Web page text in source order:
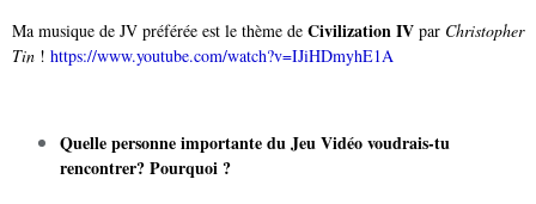
Ma musique de JV préférée est le thème de Civilization IV par Christopher
Tin ! https://www.youtube.com/watch?v=IJiHDmyhE1A
Quelle personne importante du Jeu Vidéo voudrais-tu
rencontrer? Pourquoi ?